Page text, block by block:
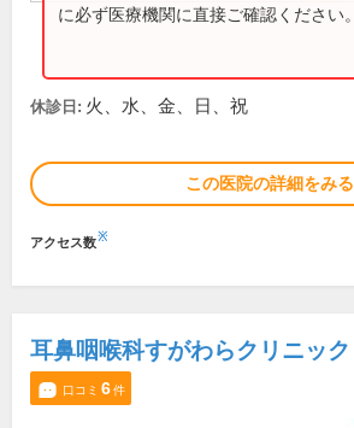
に必ず医療機関に直接ご確認ください。
休診日: 火、水、金、日、祝
この医院の詳細をみる
アクセス数※
耳鼻咽喉科すがわらクリニック
口コミ 6件